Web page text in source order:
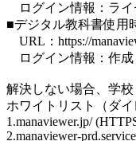
ログイン情報：ライ
■デジタル教科書使用
URL：https://
ログイン情報：作成
解決しない場合、学
ホワイトリスト（ダイ
1.manaviewer.jp/
2.manaviewer-